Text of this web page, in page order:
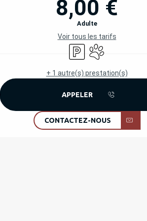
8,00 €
Adulte
Voir tous les tarifs
ParkingAnimaux acceptés
+ 1 autre(s) prestation(s)
APPELER
CONTACTEZ-NOUS